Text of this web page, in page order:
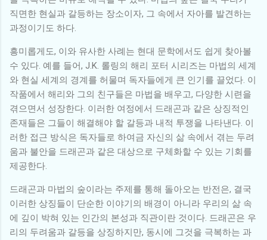
직면한 현실과 갈등하는 장소이자, 그 속에서 자아를 발견하는
과정이기도 하다.
흥미롭게도, 이와 유사한 사례는 현대 문학에서도 쉽게 찾아볼
수 있다. 예를 들어, J.K. 롤링의 해리 포터 시리즈는 마법의 세계
와 현실 세계의 경계를 허물며 독자들에게 큰 인기를 끌었다. 이
작품에서 해리와 그의 친구들은 마법을 배우고, 다양한 시련을
겪으면서 성장한다. 이러한 여정에서 드래곤과 같은 상징적인
존재들은 그들이 해결해야 할 갈등과 내적 투쟁을 나타낸다. 이
러한 접근 방식은 독자들로 하여금 자신의 삶 속에서 겪는 두려
움과 불안을 드래곤과 같은 대상으로 구체화할 수 있는 기회를
제공한다.
드래곤과 마법의 숲이라는 주제를 통해 돌아오는 반전은, 결국
이러한 상징들이 단순한 이야기의 배경이 아니라 우리의 삶 속
에 깊이 박혀 있는 인간의 본성과 직관이란 것이다. 드래곤은 우
리의 두려움과 갈등을 상징하지만, 동시에 그것을 극복하는 과